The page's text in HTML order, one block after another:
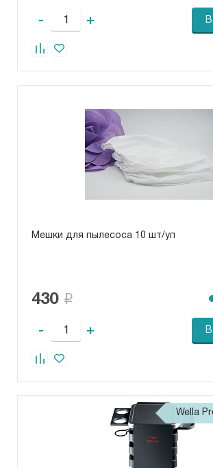
- +
Мешки для пылесоса 10 шт/уп
430
- +
Wella